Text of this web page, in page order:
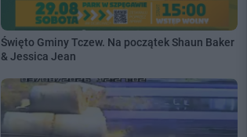
Święto Gminy Tczew. Na początek Shaun Baker
& Jessica Jean